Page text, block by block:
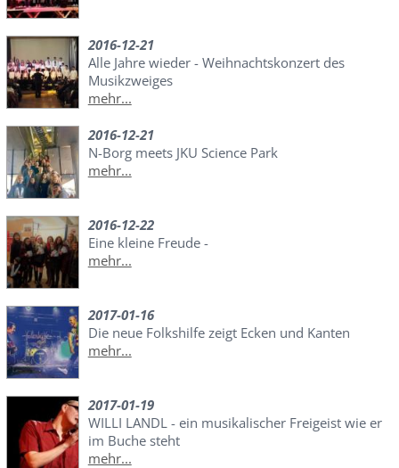
2016-12-21
Alle Jahre wieder - Weihnachtskonzert des
Musikzweiges
mehr...
2016-12-21
N-Borg meets JKU Science Park
mehr...
2016-12-22
Eine kleine Freude -
mehr...
2017-01-16
Die neue Folkshilfe zeigt Ecken und Kanten
mehr...
2017-01-19
WILLI LANDL - ein musikalischer Freigeist wie er
im Buche steht
mehr...